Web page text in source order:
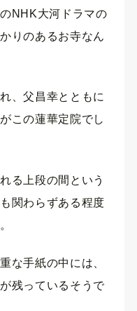
NHK大河ドラマの
りのあるお寺なん
、父昌幸とともに
この蓮華定院でし
る上段の間という
関わらずある程度
な手紙の中には、
残っているそうで